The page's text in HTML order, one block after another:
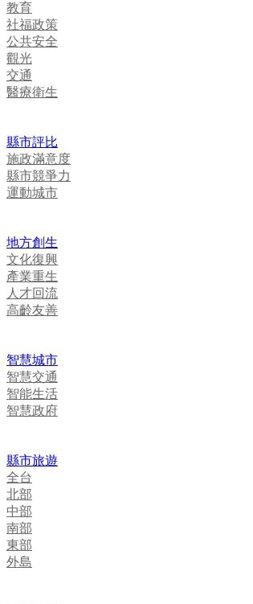
教育
社福政策
公共安全
觀光
交通
醫療衛生
縣市評比
施政滿意度
縣市競爭力
運動城市
地方創生
文化復興
產業重生
人才回流
高齡友善
智慧城市
智慧交通
智能生活
智慧政府
縣市旅遊
全台
北部
中部
南部
東部
外島